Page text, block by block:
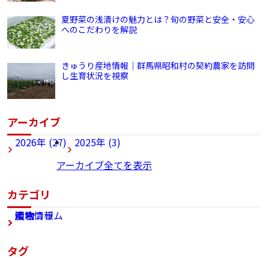
夏野菜の浅漬けの魅力とは？旬の野菜と安全・安心
へのこだわりを解説
きゅうり産地情報｜群馬県昭和村の契約農家を訪問
し生育状況を視察
アーカイブ
2026年 (27)
2025年 (3)
アーカイブ全てを表示
カテゴリ
漬物
組合
漬物コラム
産地情報
タグ